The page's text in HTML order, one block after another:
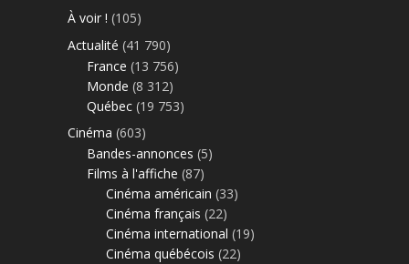
À voir ! (105)
Actualité (41 790)
France (13 756)
Monde (8 312)
Québec (19 753)
Cinéma (603)
Bandes-annonces (5)
Films à l'affiche (87)
Cinéma américain (33)
Cinéma français (22)
Cinéma international (19)
Cinéma québécois (22)